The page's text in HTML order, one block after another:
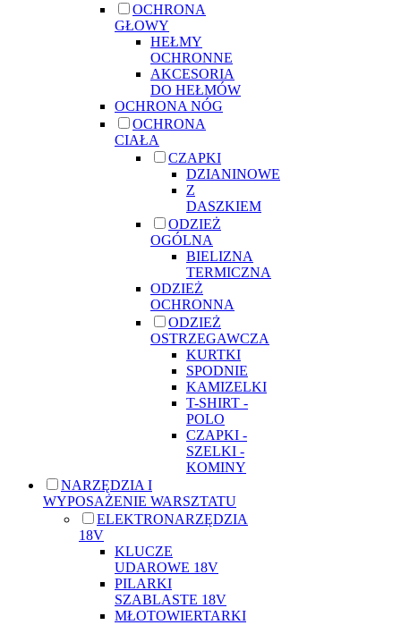
OCHRONA
GŁOWY
HEŁMY
OCHRONNE
AKCESORIA
DO HEŁMÓW
OCHRONA NÓG
OCHRONA
CIAŁA
CZAPKI
DZIANINOWE
Z
DASZKIEM
ODZIEŻ
OGÓLNA
BIELIZNA
TERMICZNA
ODZIEŻ
OCHRONNA
ODZIEŻ
OSTRZEGAWCZA
KURTKI
SPODNIE
KAMIZELKI
T-SHIRT -
POLO
CZAPKI -
SZELKI -
KOMINY
NARZĘDZIA I
WYPOSAŻENIE WARSZTATU
ELEKTRONARZĘDZIA
18V
KLUCZE
UDAROWE 18V
PILARKI
SZABLASTE 18V
MŁOTOWIERTARKI